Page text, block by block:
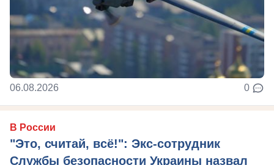
06.08.2026 0
В России
"Это, считай, всё!": Экс-сотрудник
Службы безопасности Украины назвал